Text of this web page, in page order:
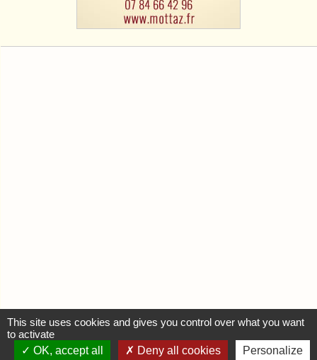
MON COMPTE
This site uses cookies and gives you control over what you want
to activate
OK, accept all
Deny all cookies Personalize